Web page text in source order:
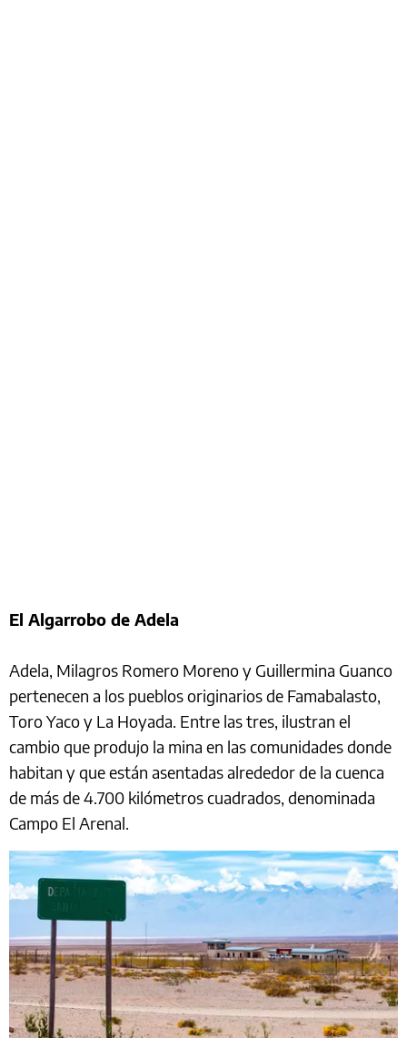
El Algarrobo de Adela
Adela, Milagros Romero Moreno y Guillermina Guanco
pertenecen a los pueblos originarios de Famabalasto,
Toro Yaco y La Hoyada. Entre las tres, ilustran el
cambio que produjo la mina en las comunidades donde
habitan y que están asentadas alrededor de la cuenca
de más de 4.700 kilómetros cuadrados, denominada
Campo El Arenal.